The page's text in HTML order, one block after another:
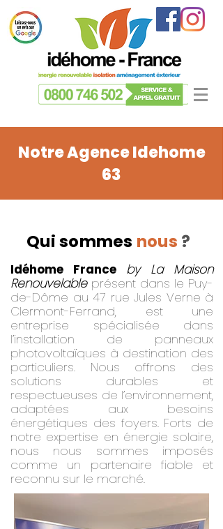
Notre Agence Idehome
63
Qui sommes nous ?
Idéhome France by La Maison
Renouvelable présent dans le Puy-
de-Dôme au 47 rue Jules Verne à
Clermont-Ferrand, est une
entreprise spécialisée dans
l’installation de panneaux
photovoltaïques à destination des
particuliers. Nous offrons des
solutions durables et
respectueuses de l’environnement,
adaptées aux besoins
énergétiques des foyers. Forts de
notre expertise en énergie solaire,
nous nous sommes imposés
comme un partenaire fiable et
reconnu sur le marché.